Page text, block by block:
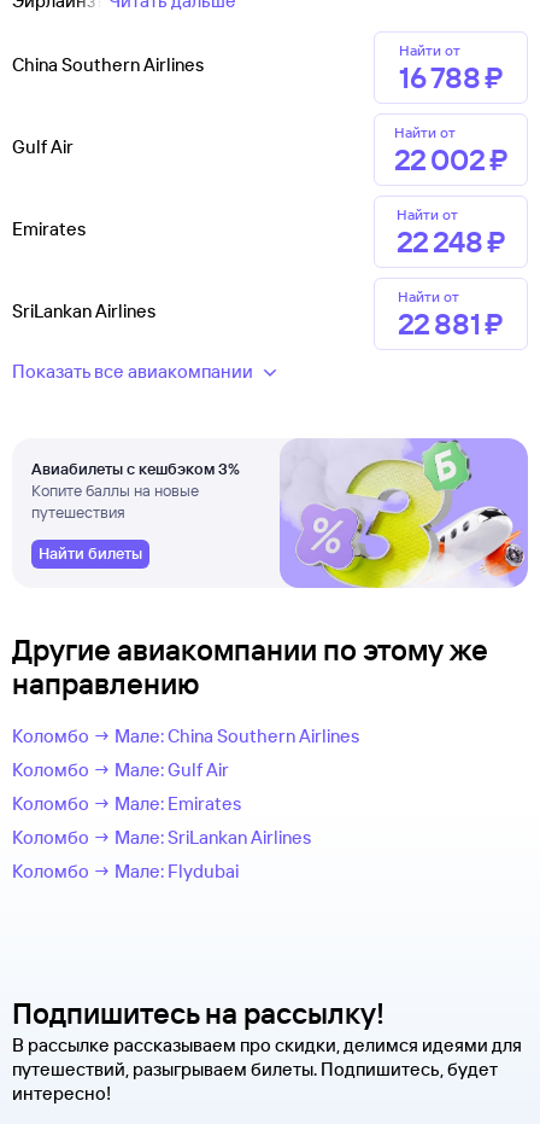
China Southern Airlines
Найти от
16 ⁠788 ⁠₽
Gulf Air
Найти от
22 ⁠002 ⁠₽
Emirates
Найти от
22 ⁠248 ⁠₽
SriLankan Airlines
Найти от
22 ⁠881 ⁠₽
Показать все авиакомпании
Авиабилеты с кешбэком 3%
Копите баллы на новые
путешествия
Найти билеты
Другие авиакомпании по этому же
направлению
Коломбо → Мале: China Southern Airlines
Коломбо → Мале: Gulf Air
Коломбо → Мале: Emirates
Коломбо → Мале: SriLankan Airlines
Коломбо → Мале: Flydubai
Подпишитесь на рассылку!
В рассылке рассказываем про скидки, делимся идеями для
путешествий, разыгрываем билеты. Подпишитесь, будет
интересно!